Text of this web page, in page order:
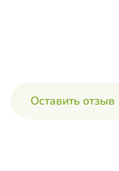
Оставить отзыв